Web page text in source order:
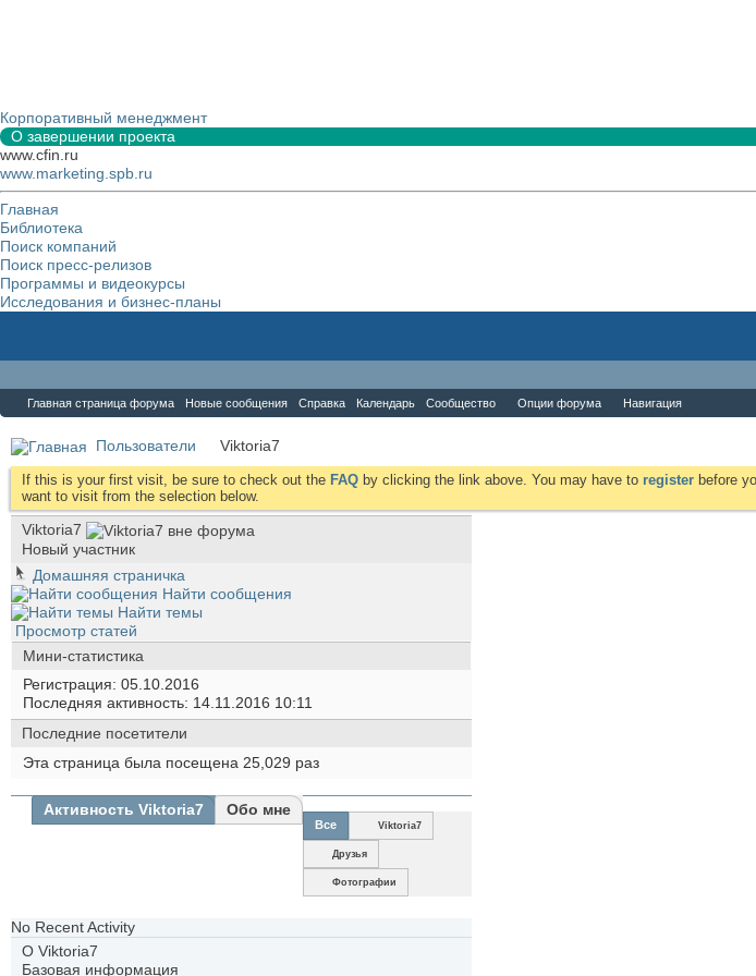
Корпоративный менеджмент
О завершении проекта
www.cfin.ru
www.marketing.spb.ru
Главная
Библиотека
Поиск компаний
Поиск пресс-релизов
Программы и видеокурсы
Исследования и бизнес-планы
Главная страница форума Новые сообщения Справка Календарь Сообщество Опции форума Навигация
Пользователи Viktoria7
If this is your first visit, be sure to check out the FAQ by clicking the link above. You may have to register before
want to visit from the selection below.
Viktoria7
Новый участник
Домашняя страничка
Найти сообщения
Найти темы
Просмотр статей
Мини-статистика
Регистрация 05.10.2016
Последняя активность 14.11.2016 10:11
Последние посетители
Эта страница была посещена 25,029 раз
Активность Viktoria7 Обо мне
Все Viktoria7
Друзья
Фотографии
No Recent Activity
О Viktoria7
Базовая информация